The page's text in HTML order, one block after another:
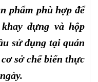
phẩm phù hợp để
đựng và hộp
sử dụng tại quán
sở chế biến thực